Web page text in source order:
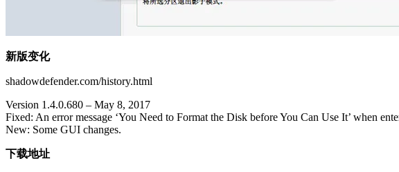
新版变化
shadowdefender.com/history.html
Version 1.4.0.680 – May 8, 2017
Fixed: An error message ‘You Need to Format the Disk before You Can Use It’ when
New: Some GUI changes.
下载地址